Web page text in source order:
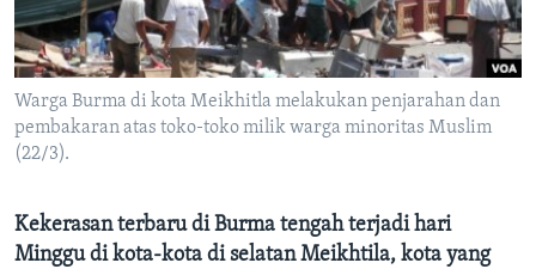
Warga Burma di kota Meikhitla melakukan penjarahan dan
pembakaran atas toko-toko milik warga minoritas Muslim
(22/3).
Kekerasan terbaru di Burma tengah terjadi hari
Minggu di kota-kota di selatan Meikhtila, kota yang